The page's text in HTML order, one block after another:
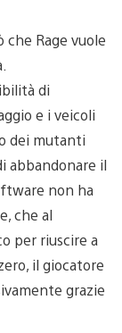
Rage vuole
di
e i veicoli
dei mutanti
abbandonare il
non ha
che al
per riuscire a
il giocatore
grazie